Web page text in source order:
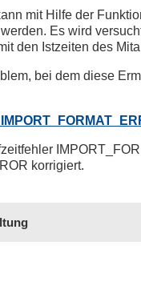
mit Hilfe der
Es wird
den Istzeiten des
bei dem diese
korrigiert.